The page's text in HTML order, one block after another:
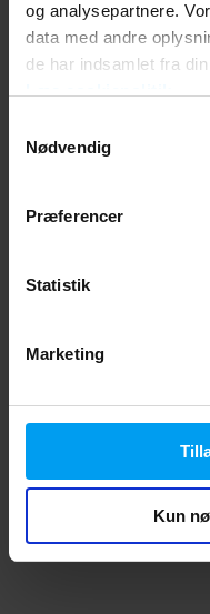
og analysepartnere.
data med andre
de har indsamlet fra
Nødvendig
Præferencer
Statistik
Marketing
Kun
Application error: a